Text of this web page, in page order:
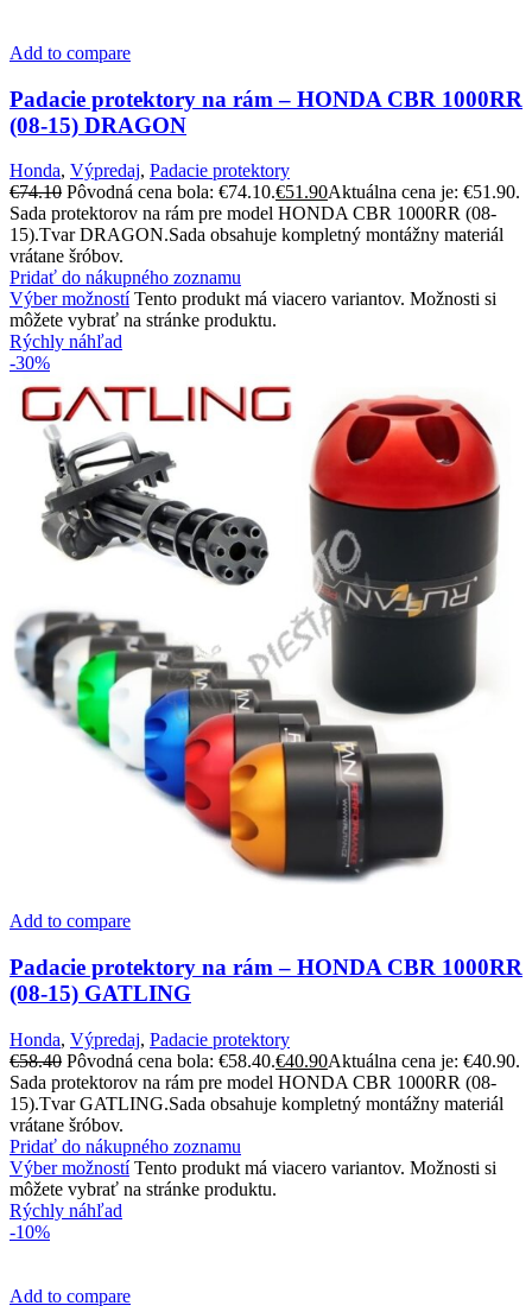
Add to compare
Padacie protektory na rám – HONDA CBR 1000RR
(08-15) DRAGON
Honda, Výpredaj, Padacie protektory
€74.10 Pôvodná cena bola: €74.10.€51.90Aktuálna cena je: €51.90.
Sada protektorov na rám pre model HONDA CBR 1000RR (08-
15).Tvar DRAGON.Sada obsahuje kompletný montážny materiál
vrátane šróbov.
Pridať do nákupného zoznamu
Výber možností Tento produkt má viacero variantov. Možnosti si
môžete vybrať na stránke produktu.
Rýchly náhľad
-30%
Add to compare
Padacie protektory na rám – HONDA CBR 1000RR
(08-15) GATLING
Honda, Výpredaj, Padacie protektory
€58.40 Pôvodná cena bola: €58.40.€40.90Aktuálna cena je: €40.90.
Sada protektorov na rám pre model HONDA CBR 1000RR (08-
15).Tvar GATLING.Sada obsahuje kompletný montážny materiál
vrátane šróbov.
Pridať do nákupného zoznamu
Výber možností Tento produkt má viacero variantov. Možnosti si
môžete vybrať na stránke produktu.
Rýchly náhľad
-10%
Add to compare